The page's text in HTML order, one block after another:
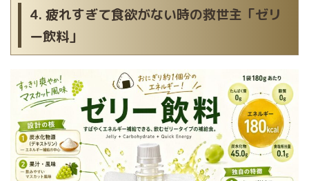
4. 疲れすぎて食欲がない時の救世主「ゼリ
ー飲料」